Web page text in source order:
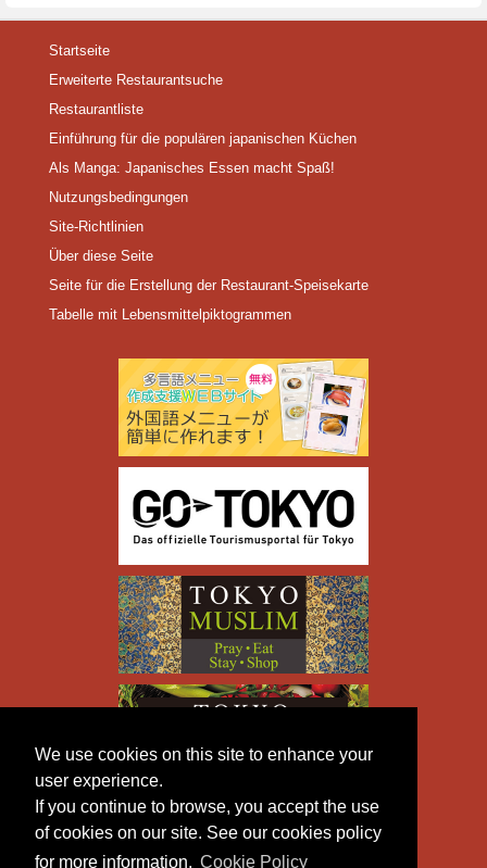
We use cookies on this site to enhance your
user experience.
If you continue to browse, you accept the use
of cookies on our site. See our cookies policy
for more information. Cookie Policy
Startseite
Erweiterte Restaurantsuche
Restaurantliste
Einführung für die populären japanischen Küchen
Als Manga: Japanisches Essen macht Spaß!
Nutzungsbedingungen
Site-Richtlinien
Über diese Seite
Seite für die Erstellung der Restaurant-Speisekarte
Tabelle mit Lebensmittelpiktogrammen